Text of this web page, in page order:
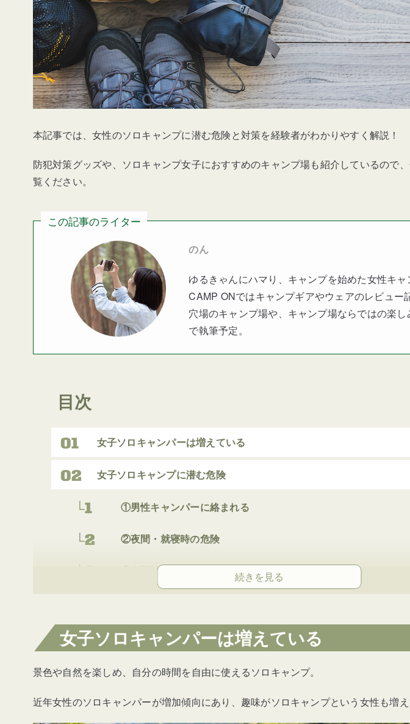
本記事では、女性のソロキャンプに潜む危険と対策を経験者がわかりやすく解説！
防犯対策グッズや、ソロキャンプ女子におすすめのキャンプ場も紹介しているので
覧ください。
この記事のライター
のん
ゆるきゃんにハマり、キャンプを始めた女性キャ
CAMP ONではキャンプギアやウェアのレビュー
穴場のキャンプ場や、キャンプ場ならではの楽し
で執筆予定。
目次
女子ソロキャンパーは増えている
女子ソロキャンプに潜む危険
①男性キャンパーに絡まれる
②夜間・就寝時の危険
③盗難被害に遭う
女子ソロキャンプの安全対策
①防犯グッズを揃える
②就寝時は鍵をかける・料理を残さない
女子ソロキャンパーは増えている
景色や自然を楽しめ、自分の時間を自由に使えるソロキャンプ。
近年女性のソロキャンパーが増加傾向にあり、趣味がソロキャンプという女性も増え